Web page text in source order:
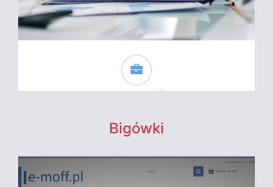
Bigówki